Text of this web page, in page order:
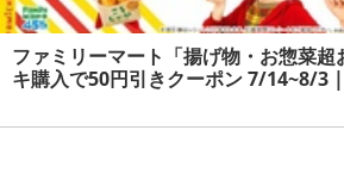
ファミリーマート「揚げ物・お惣菜
キ購入で50円引きクーポン 7/14~8/3